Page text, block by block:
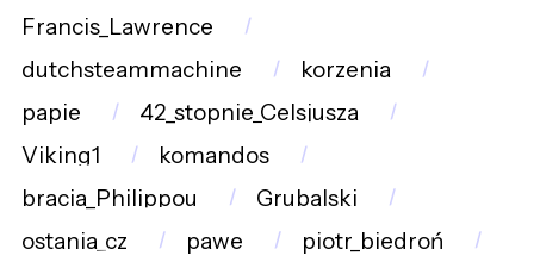
Francis_Lawrence
dutchsteammachine
korzenia
papie
42_stopnie_Celsjusza
Viking1
komandos
bracia_Philippou
Grubalski
ostania_cz
pawe
piotr_biedroń